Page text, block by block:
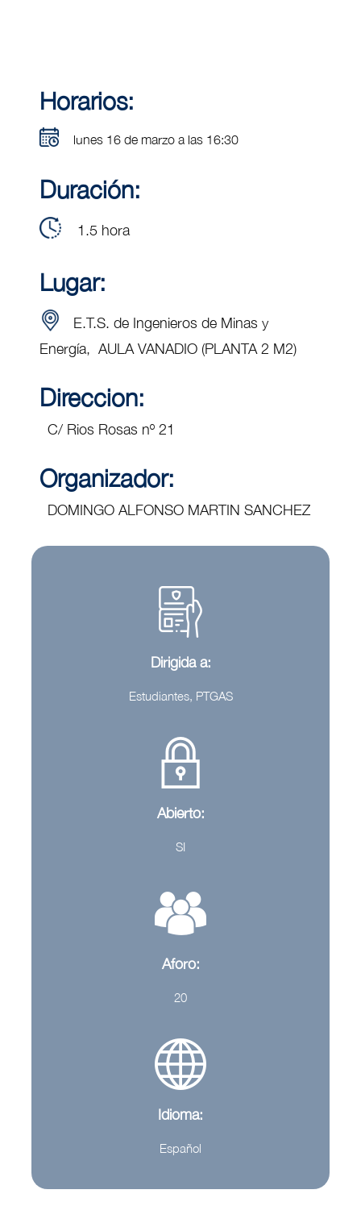
Horarios:
lunes 16 de marzo a las 16:30
Duración:
1.5 hora
Lugar:
E.T.S. de Ingenieros de Minas y
Energía, AULA VANADIO (PLANTA 2 M2)
Direccion:
C/ Rios Rosas nº 21
Organizador:
DOMINGO ALFONSO MARTIN SANCHEZ
Dirigida a:
Estudiantes, PTGAS
Abierto:
SI
Aforo:
20
Idioma:
Español